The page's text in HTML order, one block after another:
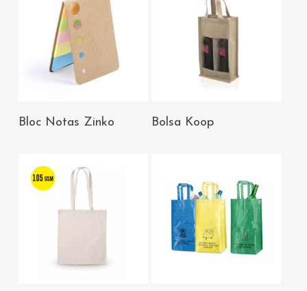
AÑADIR AL
Bloc Notas Zinko
AÑADIR AL
CARRITO
Bolsa Koop